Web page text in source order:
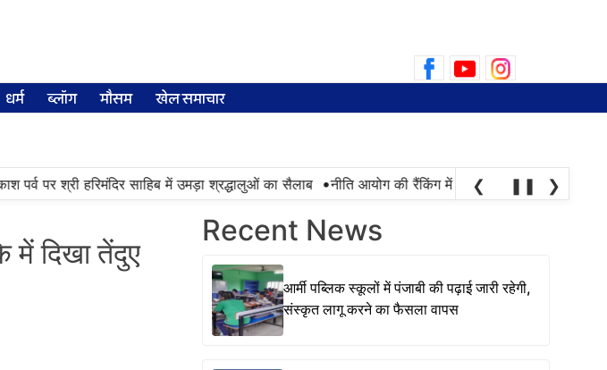
for:
धर्म ब्लॉग मौसम खेल समाचार
पर श्री हरिमंदिर साहिब में उमड़ा श्रद्धालुओं का सैलाब • नीति आयोग की रैंकिंग में पंजाब ने केरल को पछाड़ा; शिक्षा
❮ ❚❚ ❯
में दिखा तेंदुए
Recent News
आर्मी पब्लिक स्कूलों में पंजाबी की पढ़ाई जारी रहेगी,
संस्कृत लागू करने का फैसला वापस